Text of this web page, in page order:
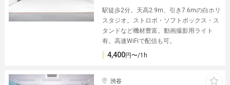
駅徒歩2分。天高2.9m、引き7.6mの白ホリ
スタジオ。ストロボ・ソフトボックス・ス
タンドなど機材豊富。動画撮影用ライト
有。高速WiFiで配信も可。
4,400円〜/1h
渋谷